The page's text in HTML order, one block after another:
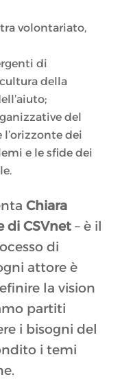
volontariato,
di
della
del
dei
e le sfide dei
Chiara
di CSVnet– è il
di
attore è
la vision
partiti
i bisogni del
i temi